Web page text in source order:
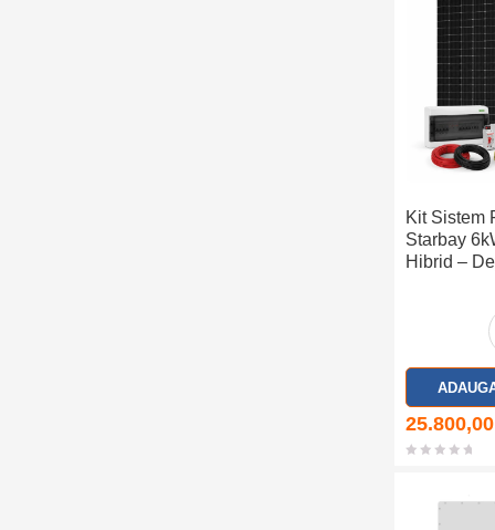
Kit Sistem
Starbay
Hibrid –
25.800,00